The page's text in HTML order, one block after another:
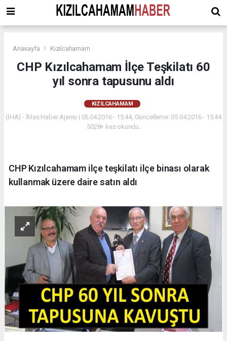
Anasayfa Kızılcahamam
CHP Kızılcahamam İlçe Teşkilatı 60
yıl sonra tapusunu aldı
KIZILCAHAMAM
(İHA) - İhlas Haber Ajansı | 05.04.2016 - 15:44, Güncelleme: 05.04.2016 - 15:44
5028+ kez okundu.
CHP Kızılcahamam ilçe teşkilatı ilçe binası olarak
kullanmak üzere daire satın aldı